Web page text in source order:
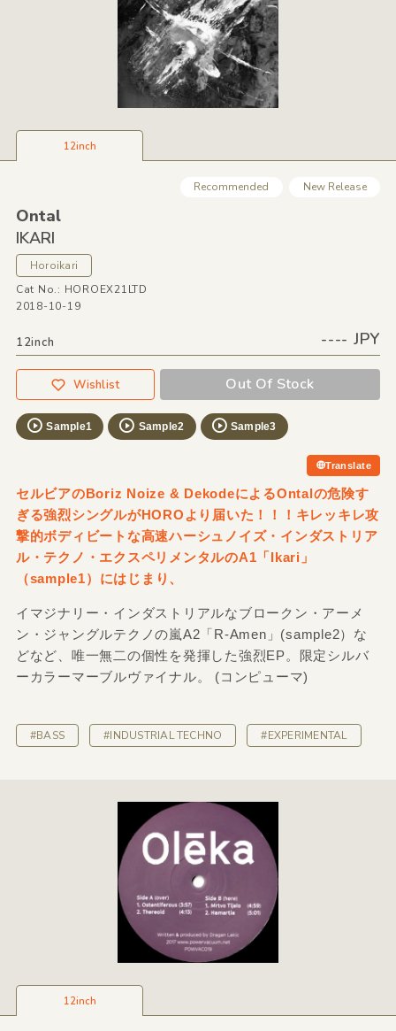
12inch
Recommended New Release
Ontal
IKARI
Horoikari
Cat No.: HOROEX21LTD
2018-10-19
12inch ---- JPY
Wishlist Out Of Stock
Sample1 Sample2 Sample3
Translate
セルビアのBoriz Noize & DekodeによるOntalの危険す
ぎる強烈シングルがHOROより届いた！！！キレッキレ攻
撃的ボディビートな高速ハーシュノイズ・インダストリア
ル・テクノ・エクスペリメンタルのA1「Ikari」
（sample1）にはじまり、
イマジナリー・インダストリアルなブロークン・アーメ
ン・ジャングルテクノの嵐A2「R-Amen」(sample2）な
どなど、唯一無二の個性を発揮した強烈EP。限定シルバ
ーカラーマーブルヴァイナル。 (コンピューマ)
#BASS #INDUSTRIAL TECHNO #EXPERIMENTAL
12inch